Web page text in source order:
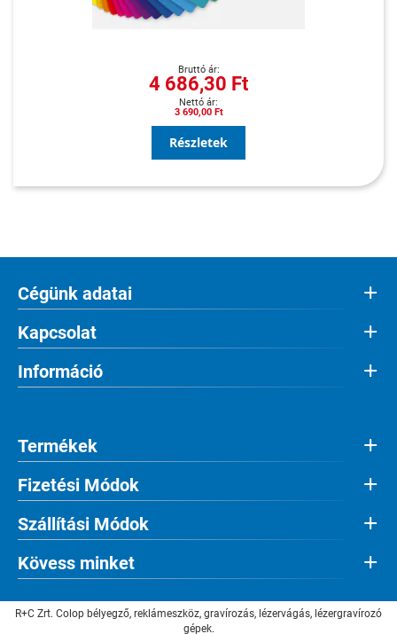
4 686,30 Ft
3 690,00 Ft
Részletek
Cégünk adatai
Kapcsolat
Információ
Termékek
Fizetési Módok
Szállítási Módok
Kövess minket
R+C Zrt. Colop bélyegző, reklámeszköz, gravírozás, lézervágás, lézergravírozó
gépek.